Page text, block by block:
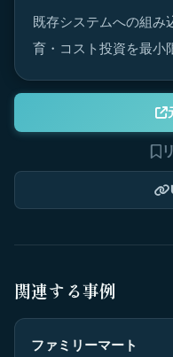
既存システムへの組み
育・コスト投資を最小
関連する事例
ファミリーマート